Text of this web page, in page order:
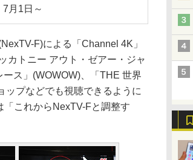
月1日～
F)による「Channel 4K」
カトニー アウト・ゼアー・ジャ
ス」(WOWOW)、「THE 世界
ップなどでも視聴できるように
これからNexTV-Fと調整す